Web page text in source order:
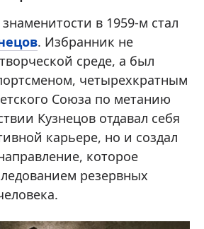
в 1959-м стал
. Избранник не
среде, а был
четырехкратным
Союза по метанию
Кузнецов отдавал себя
карьере, но и создал
которое
резервных